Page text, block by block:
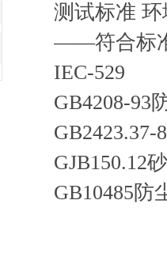
测试标准
——符合
IEC-
GB4208-
GJB150.12
GB10485